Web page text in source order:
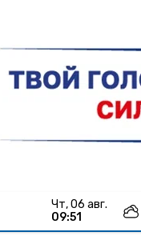
чт, 06 авг.
09:51